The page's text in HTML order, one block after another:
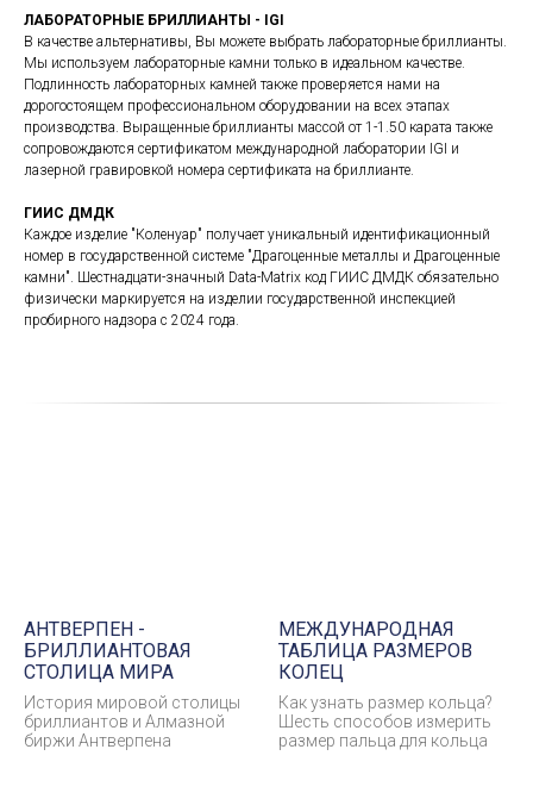
ЛАБОРАТОРНЫЕ БРИЛЛИАНТЫ - IGI
В качестве альтернативы, Вы можете выбрать лабораторные бриллианты.
Мы используем лабораторные камни только в идеальном качестве.
Подлинность лабораторных камней также проверяется нами на
дорогостоящем профессиональном оборудовании на всех этапах
производства. Выращенные бриллианты массой от 1-1.50 карата также
сопровождаются сертификатом международной лаборатории IGI и
лазерной гравировкой номера сертификата на бриллианте.
ГИИС ДМДК
Каждое изделие "Коленуар" получает уникальный идентификационный
номер в государственной системе "Драгоценные металлы и Драгоценные
камни". Шестнадцати-значный Data-Matrix код ГИИС ДМДК обязательно
физически маркируется на изделии государственной инспекцией
пробирного надзора с 2024 года.
АНТВЕРПЕН -
БРИЛЛИАНТОВАЯ
СТОЛИЦА МИРА
История мировой столицы
бриллиантов и Алмазной
биржи Антверпена
МЕЖДУНАРОДНАЯ
ТАБЛИЦА РАЗМЕРОВ
КОЛЕЦ
Как узнать размер кольца?
Шесть способов измерить
размер пальца для кольца